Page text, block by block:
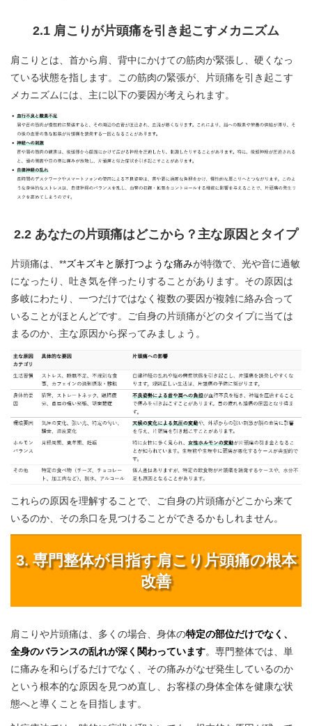
2.1 肩こりが片頭痛を引き起こすメカニズム
肩こりとは、首から肩、背中にかけての筋肉が緊張し、硬くなっ
ている状態を指します。この筋肉の緊張が、片頭痛を引き起こす
メカニズムには、主に以下の要因が考えられます。
2.2 あなたの片頭痛はどこから？主な原因とタイプ
片頭痛は、**ズキズキと脈打つような痛みが特徴で、光や音に過敏
になったり、吐き気を伴ったりすることがあります。その原因は
多岐にわたり、一つだけではなく複数の要因が複雑に絡み合って
いることがほとんどです。ご自身の片頭痛がどのタイプに当ては
まるのか、主な原因から探ってみましょう。
これらの原因を理解することで、ご自身の片頭痛がどこから来て
いるのか、その糸口を見つけることができるかもしれません。
3. 専門整体が目指す肩こり片頭痛の根本
改善
肩こりや片頭痛は、多くの場合、身体の特定の部位だけでなく、
全身のバランスの乱れが深く関わっています。専門整体では、単
に痛みを和らげるだけでなく、その痛みがなぜ発生しているのか
という根本的な原因を見つめ直し、お客様の身体全体を健康な状
態へと導くことを目指します。